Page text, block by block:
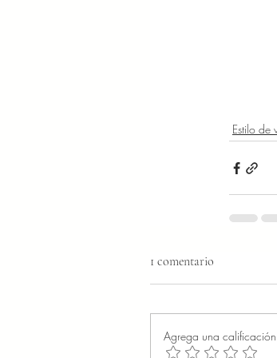
Estilo de
1 comentario
Agrega una calificación